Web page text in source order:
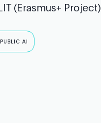
(Erasmus+ Project)
AI